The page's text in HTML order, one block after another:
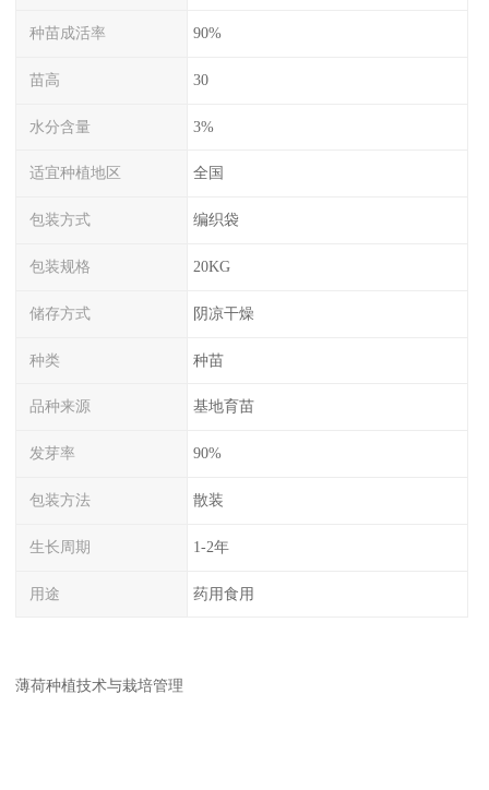
种苗成活率 90%
苗高 30
水分含量 3%
适宜种植地区 全国
包装方式 编织袋
包装规格 20KG
储存方式 阴凉干燥
种类 种苗
品种来源 基地育苗
发芽率 90%
包装方法 散装
生长周期 1-2年
用途 药用食用
薄荷种植技术与栽培管理